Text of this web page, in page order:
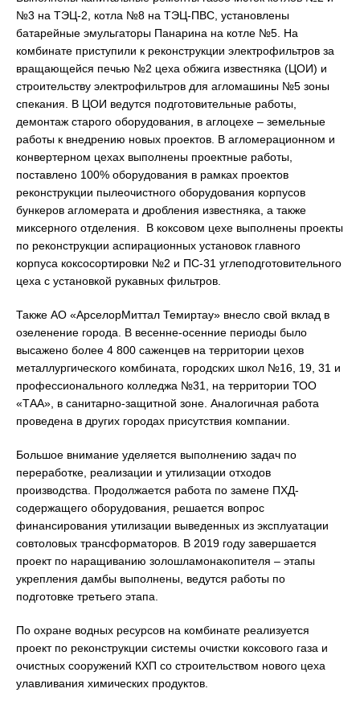
№3 на ТЭЦ-2, котла №8 на ТЭЦ-ПВС, установлены
батарейные эмульгаторы Панарина на котле №5. На
комбинате приступили к реконструкции электрофильтров за
вращающейся печью №2 цеха обжига известняка (ЦОИ) и
строительству электрофильтров для агломашины №5 зоны
спекания. В ЦОИ ведутся подготовительные работы,
демонтаж старого оборудования, в аглоцехе – земельные
работы к внедрению новых проектов. В агломерационном и
конвертерном цехах выполнены проектные работы,
поставлено 100% оборудования в рамках проектов
реконструкции пылеочистного оборудования корпусов
бункеров агломерата и дробления известняка, а также
миксерного отделения. В коксовом цехе выполнены проекты
по реконструкции аспирационных установок главного
корпуса коксосортировки №2 и ПС-31 углеподготовительного
цеха с установкой рукавных фильтров.
Также АО «АрселорМиттал Темиртау» внесло свой вклад в
озеленение города. В весенне-осенние периоды было
высажено более 4 800 саженцев на территории цехов
металлургического комбината, городских школ №16, 19, 31 и
профессионального колледжа №31, на территории ТОО
«ТАА», в санитарно-защитной зоне. Аналогичная работа
проведена в других городах присутствия компании.
Большое внимание уделяется выполнению задач по
переработке, реализации и утилизации отходов
производства. Продолжается работа по замене ПХД-
содержащего оборудования, решается вопрос
финансирования утилизации выведенных из эксплуатации
совтоловых трансформаторов. В 2019 году завершается
проект по наращиванию золошламонакопителя – этапы
укрепления дамбы выполнены, ведутся работы по
подготовке третьего этапа.
По охране водных ресурсов на комбинате реализуется
проект по реконструкции системы очистки коксового газа и
очистных сооружений КХП со строительством нового цеха
улавливания химических продуктов.